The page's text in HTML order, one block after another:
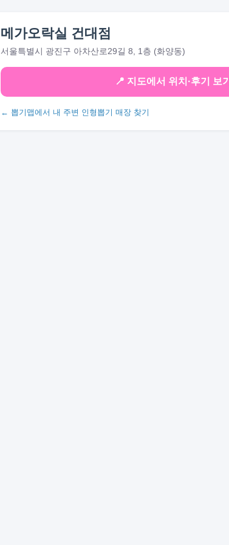
메가오락실 건대점
서울특별시 광진구 아차산로29길 8, 1층 (화양동)
📍 지도에서 위치·후기 보기
← 뽑기맵에서 내 주변 인형뽑기 매장 찾기